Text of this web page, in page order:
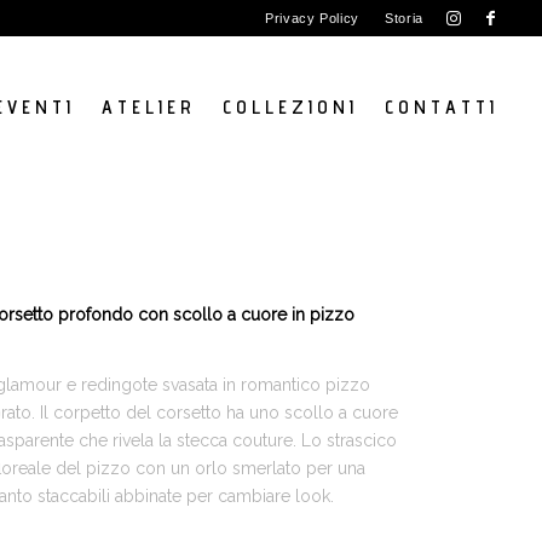
Privacy Policy Storia
V E N T I A T E L I E R C O L L E Z I O N I C O N T A T T I
profondo con scollo a cuore in pizzo
e redingote svasata in romantico pizzo
Il corpetto del corsetto ha uno scollo a cuore
che rivela la stecca couture. Lo strascico
del pizzo con un orlo smerlato per una
staccabili abbinate per cambiare look.